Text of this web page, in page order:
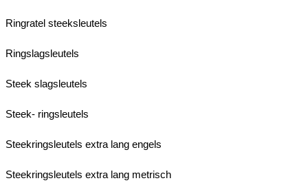
Ringratel steeksleutels
Ringslagsleutels
Steek slagsleutels
Steek- ringsleutels
Steekringsleutels extra lang engels
Steekringsleutels extra lang metrisch